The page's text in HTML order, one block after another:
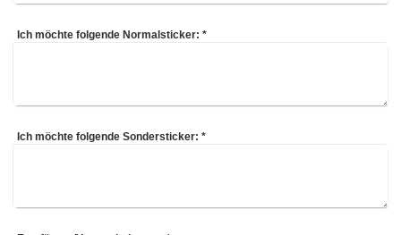
Ich möchte folgende Normalsticker: *
Ich möchte folgende Sondersticker: *